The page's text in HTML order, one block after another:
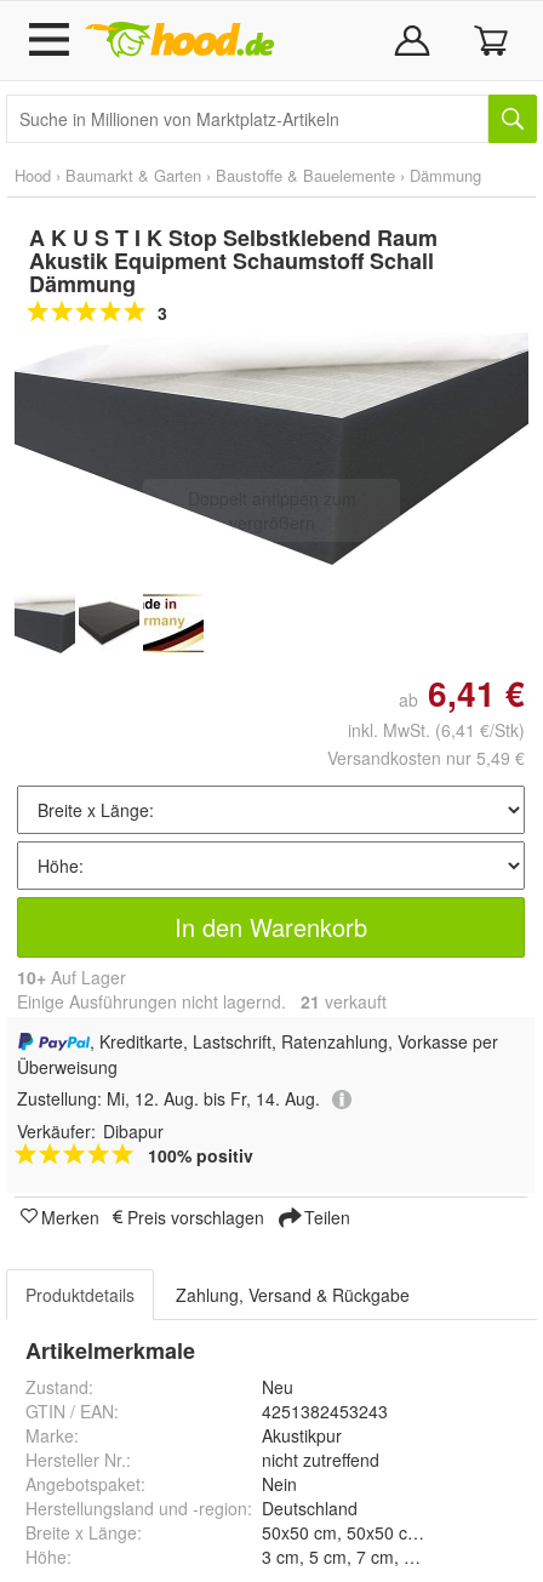
Hood › Baumarkt & Garten › Baustoffe & Bauelemente › Dämmung
A K U S T I K Stop Selbstklebend Raum
Akustik Equipment Schaumstoff Schall
Dämmung
3
vergrößern
ab 6,41 €
inkl. MwSt. (6,41 €/Stk)
Versandkosten nur 5,49 €
In den Warenkorb
10+ Auf Lager
Einige Ausführungen nicht lagernd. 21 verkauft
, Kreditkarte, Lastschrift, Ratenzahlung, Vorkasse per
Überweisung
Zustellung: Mi, 12. Aug. bis Fr, 14. Aug.
Verkäufer: Dibapur
100% positiv
Merken Preis vorschlagen Teilen
Produktdetails Zahlung, Versand & Rückgabe
Artikelmerkmale
Zustand:
Neu
GTIN / EAN:
4251382453243
Marke:
Akustikpur
Hersteller Nr.:
nicht zutreffend
Angebotspaket:
Nein
Herstellungsland und -region: Deutschland
Breite x Länge:
Höhe: